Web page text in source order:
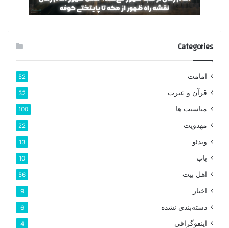
Categories
امامت 52
قرآن و عترت 32
مناسبت ها 100
مهدویت 22
ویدئو 13
باب 10
اهل بیت 56
اخبار 9
دسته‌بندی نشده 6
اینفوگرافی 4